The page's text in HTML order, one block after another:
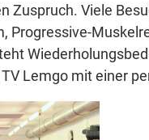
Zuspruch. Viele
Progressive-
Lemgo mit einer